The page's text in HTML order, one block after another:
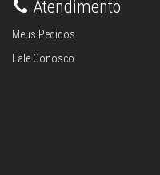
Atendimento
Meus Pedidos
Fale Conosco